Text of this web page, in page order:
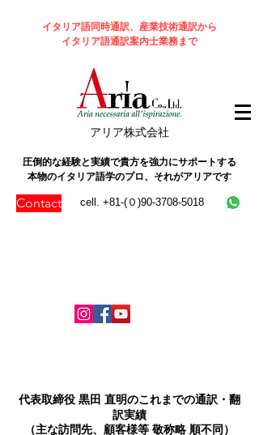
イタリア語同時通訳、産業技術通訳から
イタリア語通訳案内士業務まで
​アリア株式会社
圧倒的な経験と実績で貴方を強力にサポートする
本物のイタリア語学のプロ、それがアリアです
Contact cell. +81-(０)90-3708-5018
代表取締役 黒田 直明のこれまでの通訳・翻
訳実績
（主な訪問先、顧客様等 敬称略 順不同）